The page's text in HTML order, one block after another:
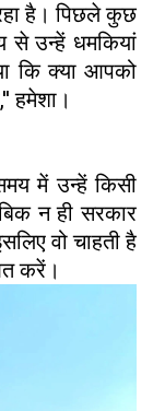
है। पिछले कुछ
से उन्हें धमकियां
कि क्या आपको
हमेशा।
में उन्हें किसी
न ही सरकार
वो चाहती है
करें।